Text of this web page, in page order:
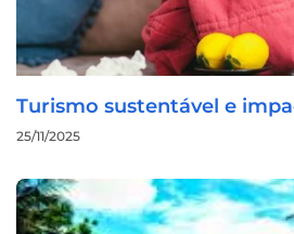
Turismo sustentável e
25/11/2025